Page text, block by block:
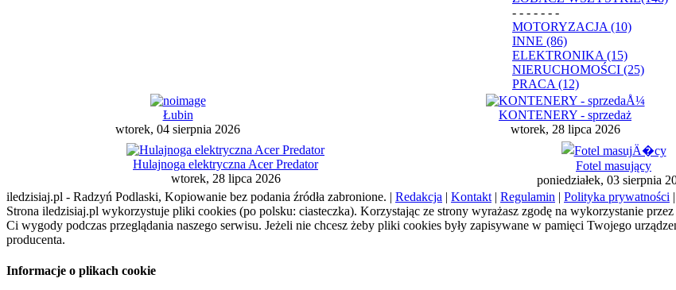
- - - - - - -
MOTORYZACJA (10)
INNE (86)
ELEKTRONIKA (15)
NIERUCHOMOŚCI (25)
PRACA (12)
Łubin
wtorek, 04 sierpnia 2026
KONTENERY - sprzedaż
wtorek, 28 lipca 2026
Hulajnoga elektryczna Acer Predator
wtorek, 28 lipca 2026
Fotel masujący
poniedziałek, 03 sierpnia
iledzisiaj.pl - Radzyń Podlaski, Kopiowanie bez podania źródła zabronione. | Redakcja | Kontakt | Regulamin | Polityka prywatności |
Strona iledzisiaj.pl wykorzystuje pliki cookies (po polsku: ciasteczka). Korzystając ze strony wyrażasz zgodę na wykorzystanie
Ci wygody podczas przeglądania naszego serwisu. Jeżeli nie chcesz żeby pliki cookies były zapisywane w pamięci Twojego
producenta.
Informacje o plikach cookie